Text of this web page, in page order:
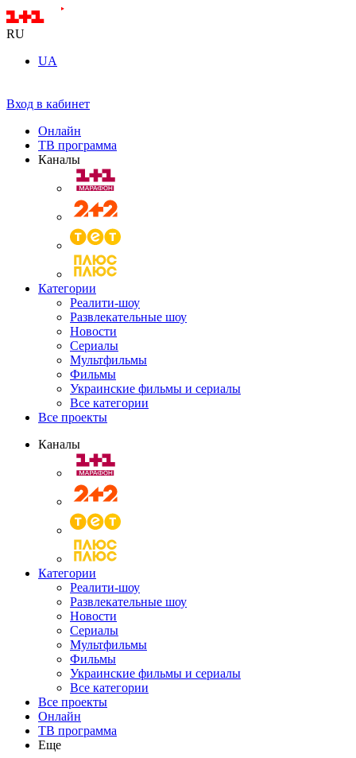
RU
UA
Вход в кабинет
Онлайн
ТВ программа
Каналы
Категории
Реалити-шоу
Развлекательные шоу
Новости
Сериалы
Мультфильмы
Фильмы
Украинские фильмы и сериалы
Все категории
Все проекты
Каналы
Категории
Реалити-шоу
Развлекательные шоу
Новости
Сериалы
Мультфильмы
Фильмы
Украинские фильмы и сериалы
Все категории
Все проекты
Онлайн
ТВ программа
Еще